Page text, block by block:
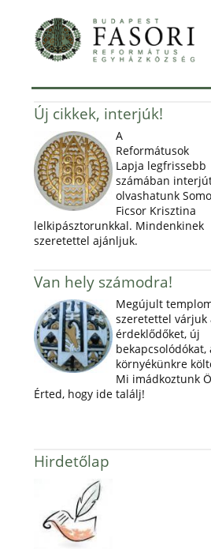
Új cikkek, interjúk!
A
Reformátusok
Lapja legfrissebb
számában
olvashatunk
Ficsor Krisztina
lelkipásztorunkkal. Mindenkinek
szeretettel ajánljuk.
Van hely számodra!
Megújult
szeretettel várjuk
érdeklődőket, új
bekapcsolódókat,
környékünkre
Mi imádkoztunk
Érted, hogy ide találj!
Hirdetőlap